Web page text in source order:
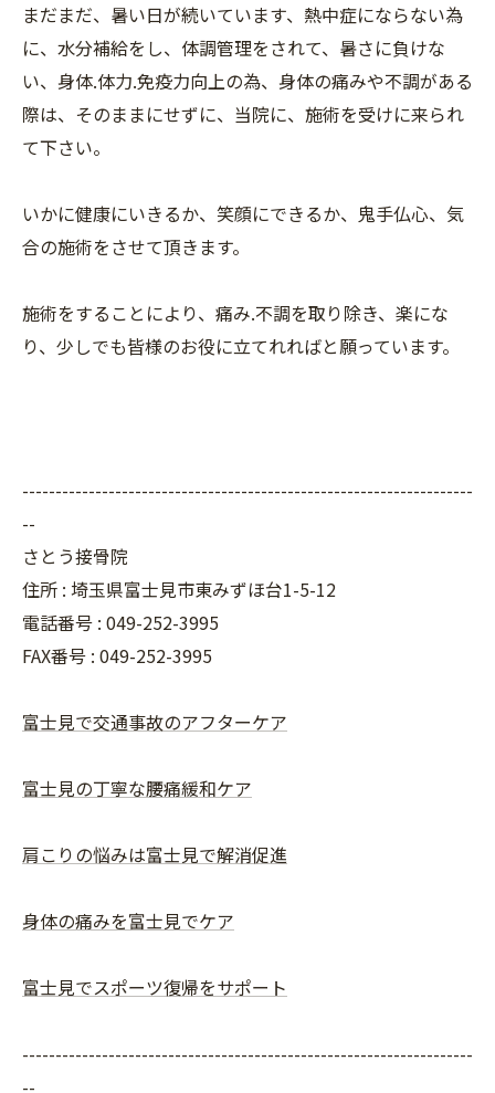
まだまだ、暑い日が続いています、熱中症にならない為
に、水分補給をし、体調管理をされて、暑さに負けな
い、身体.体力.免疫力向上の為、身体の痛みや不調がある
際は、そのままにせずに、当院に、施術を受けに来られ
て下さい。
いかに健康にいきるか、笑顔にできるか、鬼手仏心、気
合の施術をさせて頂きます。
施術をすることにより、痛み.不調を取り除き、楽にな
り、少しでも皆様のお役に立てれればと願っています。
--------------------------------------------------------------------
--
さとう接骨院
住所 : 埼玉県富士見市東みずほ台1-5-12
電話番号 : 049-252-3995
FAX番号 : 049-252-3995
富士見で交通事故のアフターケア
富士見の丁寧な腰痛緩和ケア
肩こりの悩みは富士見で解消促進
身体の痛みを富士見でケア
富士見でスポーツ復帰をサポート
--------------------------------------------------------------------
--